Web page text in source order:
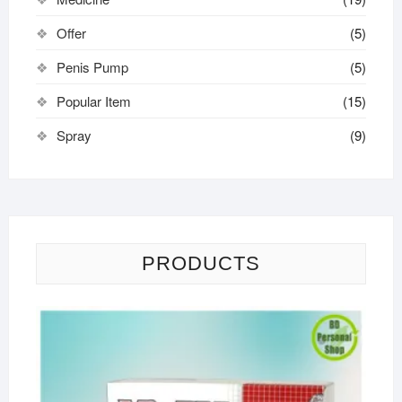
Offer
(5)
Penis Pump
(5)
Popular Item
(15)
Spray
(9)
PRODUCTS